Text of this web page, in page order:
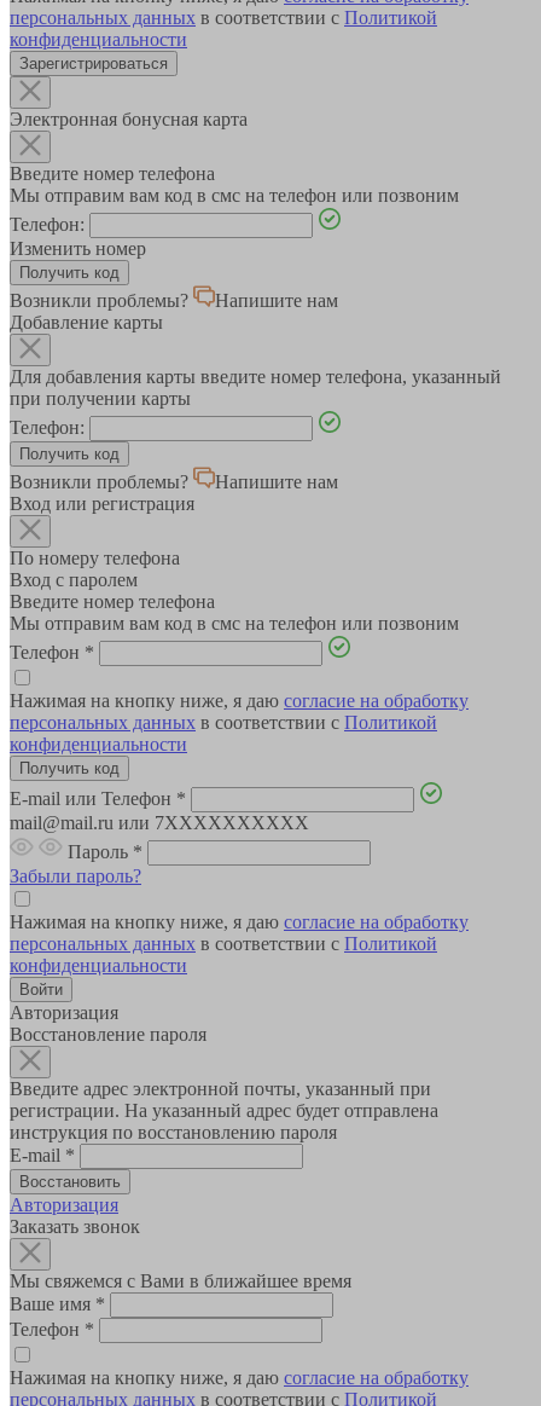
персональных данных в соответствии с Политикой
конфиденциальности
Зарегистрироваться
Электронная бонусная карта
Введите номер телефона
Мы отправим вам код в смс на телефон или позвоним
Телефон:
Изменить номер
Возникли проблемы?
Напишите нам
Добавление карты
Для добавления карты введите номер телефона, указанный
при получении карты
Телефон:
Возникли проблемы?
Напишите нам
Вход или регистрация
По номеру телефона
Вход с паролем
Введите номер телефона
Мы отправим вам код в смс на телефон или позвоним
Телефон *
Нажимая на кнопку ниже, я даю согласие на обработку
персональных данных в соответствии с Политикой
конфиденциальности
E-mail или Телефон *
mail@mail.ru или 7XXXXXXXXXX
Пароль *
Забыли пароль?
Нажимая на кнопку ниже, я даю согласие на обработку
персональных данных в соответствии с Политикой
конфиденциальности
Авторизация
Восстановление пароля
Введите адрес электронной почты, указанный при
регистрации. На указанный адрес будет отправлена
инструкция по восстановлению пароля
E-mail *
Авторизация
Заказать звонок
Мы свяжемся с Вами в ближайшее время
Ваше имя *
Телефон *
Нажимая на кнопку ниже, я даю согласие на обработку
персональных данных в соответствии с Политикой